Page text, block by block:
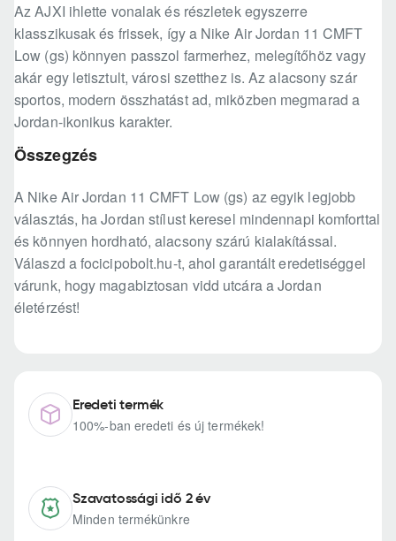
Az AJXI ihlette vonalak és részletek egyszerre
klasszikusak és frissek, így a Nike Air Jordan 11 CMFT
Low (gs) könnyen passzol farmerhez, melegítőhöz vagy
akár egy letisztult, városi szetthez is. Az alacsony szár
sportos, modern összhatást ad, miközben megmarad a
Jordan-ikonikus karakter.
Összegzés
A Nike Air Jordan 11 CMFT Low (gs) az egyik legjobb
választás, ha Jordan stílust keresel mindennapi komforttal
és könnyen hordható, alacsony szárú kialakítással.
Válaszd a focicipobolt.hu-t, ahol garantált eredetiséggel
várunk, hogy magabiztosan vidd utcára a Jordan
életérzést!
Eredeti termék
100%-ban eredeti és új termékek!
Szavatossági idő 2 év
Minden termékünkre